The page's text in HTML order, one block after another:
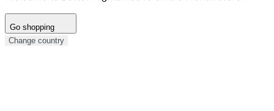
Go shopping
Change country